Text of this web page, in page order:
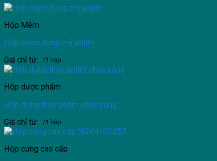
Hộp Mềm
Hộp mềm đựng mỹ phẩm
Giá chỉ từ:
/1 hộp
Hộp dược phẩm
Hộp đựng thực phẩm chức năng
Giá chỉ từ:
/1 hộp
Hộp cứng cao cấp